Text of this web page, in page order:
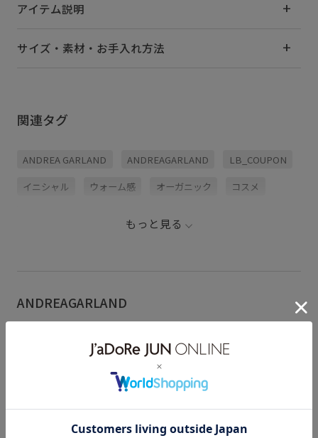
アイテム説明
サイズ・素材・お手入れ方法
関連タグ
ANDREA GARLAND ANDREAGARLAND LB_COUPON
イニシャル ウォーム感 オーガニック コスメ
もっと見る
ANDREAGARLAND